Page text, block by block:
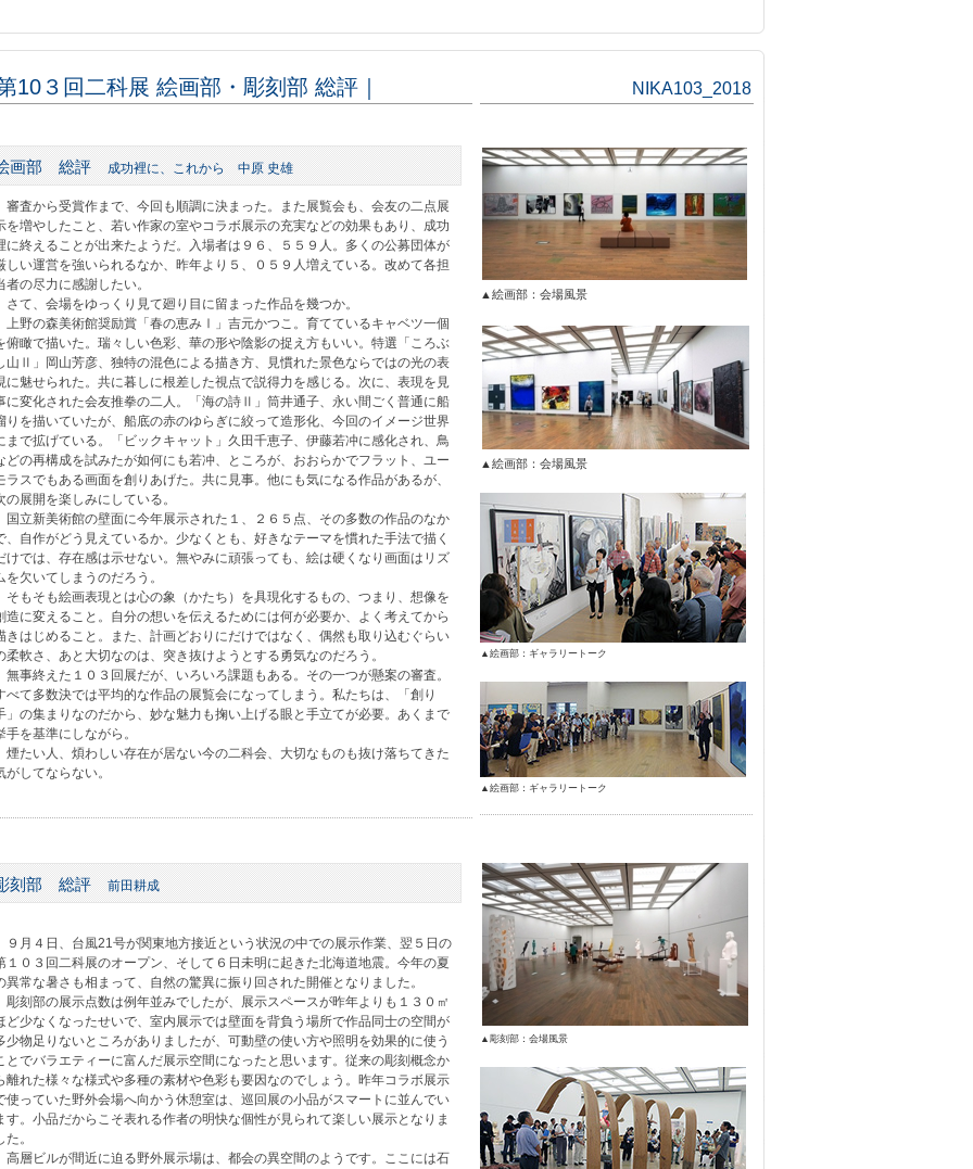
10３回二科展 絵画部・彫刻部 総評
画部 総評成功裡に、これから 中原 史雄
査から受賞作まで、今回も順調に決まった。また展覧会も、会友の二点展
を増やしたこと、若い作家の室やコラボ展示の充実などの効果もあり、成功
に終えることが出来たようだ。入場者は９６、５５９人。多くの公募団体が
しい運営を強いられるなか、昨年より５、０５９人増えている。改めて各担
者の尽力に感謝したい。
て、会場をゆっくり見て廻り目に留まった作品を幾つか。
野の森美術館奨励賞「春の恵みⅠ」吉元かつこ。育てているキャベツ一個
俯瞰で描いた。瑞々しい色彩、華の形や陰影の捉え方もいい。特選「ころぶ
山Ⅱ」岡山芳彦、独特の混色による描き方、見慣れた景色ならではの光の表
に魅せられた。共に暮しに根差した視点で説得力を感じる。次に、表現を見
に変化された会友推拳の二人。「海の詩Ⅱ」筒井通子、永い間ごく普通に船
りを描いていたが、船底の赤のゆらぎに絞って造形化、今回のイメージ世界
まで拡げている。「ビックキャット」久田千恵子、伊藤若冲に感化され、鳥
どの再構成を試みたが如何にも若冲、ところが、おおらかでフラット、ユー
ラスでもある画面を創りあげた。共に見事。他にも気になる作品があるが、
の展開を楽しみにしている。
立新美術館の壁面に今年展示された１、２６５点、その多数の作品のなか
、自作がどう見えているか。少なくとも、好きなテーマを慣れた手法で描く
けでは、存在感は示せない。無やみに頑張っても、絵は硬くなり画面はリズ
を欠いてしまうのだろう。
もそも絵画表現とは心の象（かたち）を具現化するもの、つまり、想像を
造に変えること。自分の想いを伝えるためには何が必要か、よく考えてから
きはじめること。また、計画どおりにだけではなく、偶然も取り込むぐらい
柔軟さ、あと大切なのは、突き抜けようとする勇気なのだろう。
事終えた１０３回展だが、いろいろ課題もある。その一つが懸案の審査。
べて多数決では平均的な作品の展覧会になってしまう。私たちは、「創り
」の集まりなのだから、妙な魅力も掬い上げる眼と手立てが必要。あくまで
手を基準にしながら。
たい人、煩わしい存在が居ない今の二科会、大切なものも抜け落ちてきた
がしてならない。
刻部 総評前田耕成
月４日、台風21号が関東地方接近という状況の中での展示作業、翌５日の
１０３回二科展のオープン、そして６日未明に起きた北海道地震。今年の夏
異常な暑さも相まって、自然の驚異に振り回された開催となりました。
刻部の展示点数は例年並みでしたが、展示スペースが昨年よりも１３０㎡
ど少なくなったせいで、室内展示では壁面を背負う場所で作品同士の空間が
少物足りないところがありましたが、可動壁の使い方や照明を効果的に使う
とでバラエティーに富んだ展示空間になったと思います。従来の彫刻概念か
離れた様々な様式や多種の素材や色彩も要因なのでしょう。昨年コラボ展示
使っていた野外会場へ向かう休憩室は、巡回展の小品がスマートに並んでい
す。小品だからこそ表れる作者の明快な個性が見られて楽しい展示となりま
た。
層ビルが間近に迫る野外展示場は、都会の異空間のようです。ここには石
NIKA103_2018
▲絵画部：会場風景
▲絵画部：会場風景
▲絵画部：ギャラリートーク
▲絵画部：ギャラリートーク
▲彫刻部：会場風景